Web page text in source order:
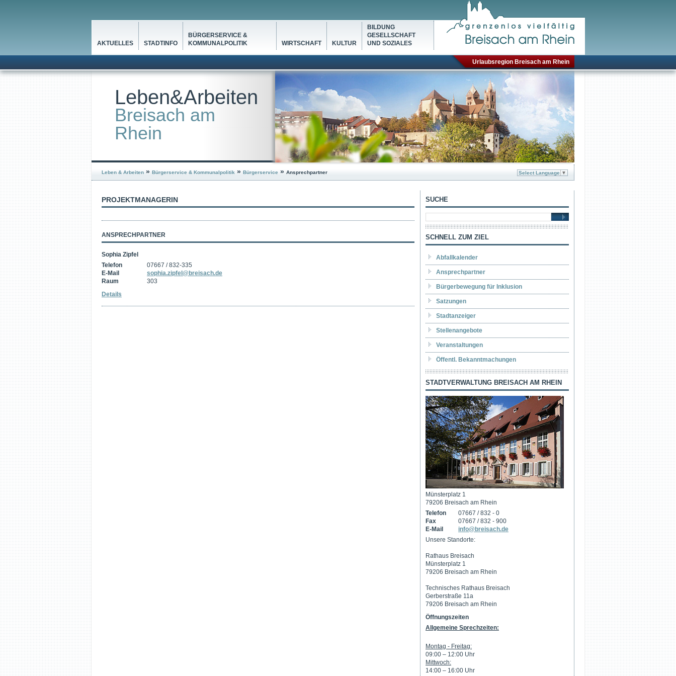
AKTUELLES STADTINFO
BÜRGERSERVICE &
KOMMUNALPOLITIK
WIRTSCHAFT KULTUR
BILDUNG
GESELLSCHAFT
UND SOZIALES
Urlaubsregion Breisach am Rhein
Leben&Arbeiten
Breisach am
Rhein
Leben & Arbeiten » Bürgerservice & Kommunalpolitik » Bürgerservice » Ansprechpartner Select Language ▼
PROJEKTMANAGERIN
ANSPRECHPARTNER
Sophia Zipfel
Telefon
07667 / 832-335
E-Mail
sophia.zipfel@breisach.de
Raum
303
Details
SUCHE
SCHNELL ZUM ZIEL
Abfallkalender
Ansprechpartner
Bürgerbewegung für Inklusion
Satzungen
Stadtanzeiger
Stellenangebote
Veranstaltungen
Öffentl. Bekanntmachungen
STADTVERWALTUNG BREISACH AM RHEIN
Münsterplatz 1
79206 Breisach am Rhein
Telefon
07667 / 832 - 0
Fax
07667 / 832 - 900
E-Mail
info@breisach.de
Unsere Standorte:
Rathaus Breisach
Münsterplatz 1
79206 Breisach am Rhein
Technisches Rathaus Breisach
Gerberstraße 11a
79206 Breisach am Rhein
Öffnungszeiten
Allgemeine Sprechzeiten:
Montag - Freitag:
09:00 – 12:00 Uhr
Mittwoch:
14:00 – 16:00 Uhr